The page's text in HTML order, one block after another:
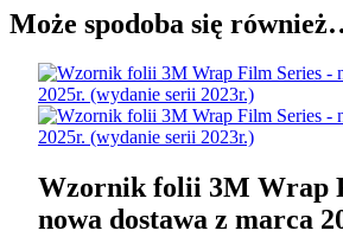
Może spodoba się
Wzornik folii 3M Wrap
nowa dostawa z marca